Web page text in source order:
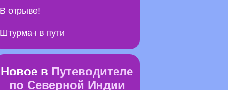
В отрыве!
Штурман в пути
Новое в Путеводителе
по Северной Индии